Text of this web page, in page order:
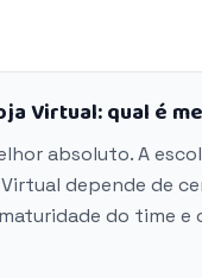
Virtual: qual é
absoluto. A
Virtual depende de
do time e